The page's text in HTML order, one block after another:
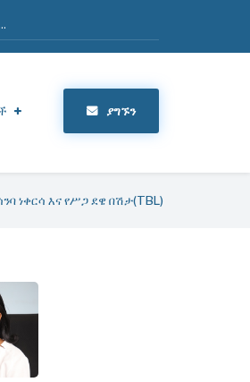
ያግኙን
ነቀርሳ እና የሥጋ ደዌ በሽታ(TBL)